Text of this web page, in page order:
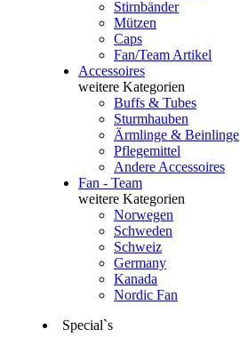
Stirnbänder
Mützen
Caps
Fan/Team Artikel
Accessoires
weitere Kategorien
Buffs & Tubes
Sturmhauben
Ärmlinge & Beinlinge
Pflegemittel
Andere Accessoires
Fan - Team
weitere Kategorien
Norwegen
Schweden
Schweiz
Germany
Kanada
Nordic Fan
Special`s